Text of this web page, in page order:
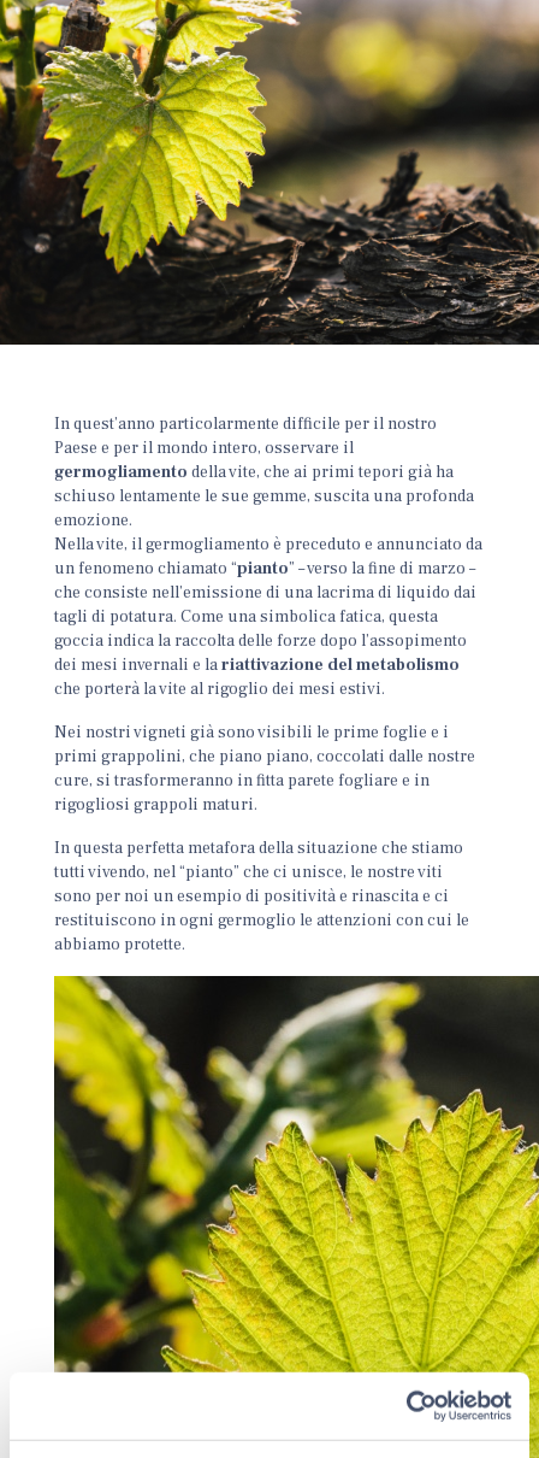
In quest’anno particolarmente difficile per il nostro
Paese e per il mondo intero, osservare il
germogliamento della vite, che ai primi tepori già ha
schiuso lentamente le sue gemme, suscita una profonda
emozione.
Nella vite, il germogliamento è preceduto e annunciato da
un fenomeno chiamato “pianto” – verso la fine di marzo –
che consiste nell’emissione di una lacrima di liquido dai
tagli di potatura. Come una simbolica fatica, questa
goccia indica la raccolta delle forze dopo l’assopimento
dei mesi invernali e lariattivazione del metabolismo
che porterà la vite al rigoglio dei mesi estivi.
Nei nostri vigneti già sono visibili le prime foglie e i
primi grappolini, che piano piano, coccolati dalle nostre
cure, si trasformeranno in fitta parete fogliare e in
rigogliosi grappoli maturi.
In questa perfetta metafora della situazione che stiamo
tutti vivendo, nel “pianto” che ci unisce, le nostre viti
sono per noi un esempio di positività e rinascita e ci
restituiscono in ogni germoglio le attenzioni con cui le
abbiamo protette.